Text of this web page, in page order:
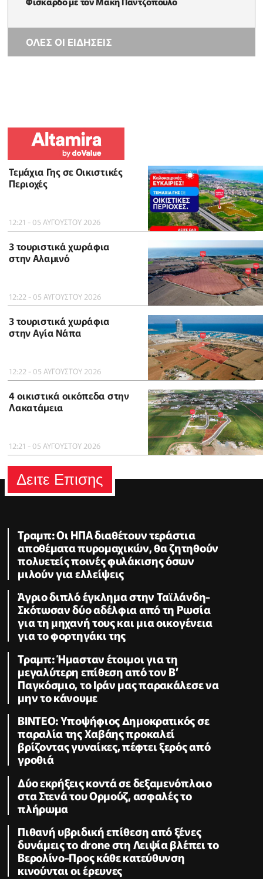
ΟΛΕΣ ΟΙ ΕΙΔΗΣΕΙΣ
Τεμάχια Γης σε Οικιστικές
Περιοχές
12:21 - 05 ΑΥΓΟΥΣΤΟΥ 2026
3 τουριστικά χωράφια
στην Αλαμινό
12:22 - 05 ΑΥΓΟΥΣΤΟΥ 2026
3 τουριστικά χωράφια
στην Αγία Νάπα
12:22 - 05 ΑΥΓΟΥΣΤΟΥ 2026
4 οικιστικά οικόπεδα στην
Λακατάμεια
12:21 - 05 ΑΥΓΟΥΣΤΟΥ 2026
Δειτε Επισης
Τραμπ: Οι ΗΠΑ διαθέτουν τεράστια
αποθέματα πυρομαχικών, θα ζητηθούν
πολυετείς ποινές φυλάκισης όσων
μιλούν για ελλείψεις
Άγριο διπλό έγκλημα στην Ταϊλάνδη-
Σκότωσαν δύο αδέλφια από τη Ρωσία
για τη μηχανή τους και μια οικογένεια
για το φορτηγάκι της
Τραμπ: Ήμασταν έτοιμοι για τη
μεγαλύτερη επίθεση από τον Β’
Παγκόσμιο, το Ιράν μας παρακάλεσε να
μην το κάνουμε
ΒΙΝΤΕΟ: Υποψήφιος Δημοκρατικός σε
παραλία της Χαβάης προκαλεί
βρίζοντας γυναίκες, πέφτει ξερός από
γροθιά
Δύο εκρήξεις κοντά σε δεξαμενόπλοιο
στα Στενά του Ορμούζ, ασφαλές το
πλήρωμα
Πιθανή υβριδική επίθεση από ξένες
δυνάμεις το drone στη Λειψία βλέπει το
Βερολίνο-Προς κάθε κατεύθυνση
κινούνται οι έρευνες